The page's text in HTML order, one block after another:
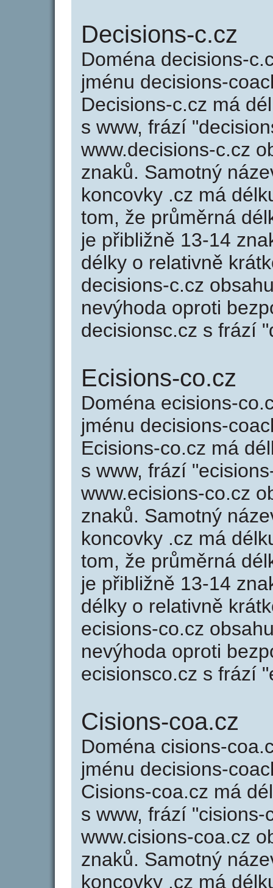
Decisions-c.cz
Doména decisions-
jménu decisions-
Decisions-c.cz má
s www, frází
www.decisions-c.cz
znaků. Samotný
koncovky .cz má
tom, že průměrná
je přibližně 13-14
délky o relativně
decisions-c.cz
nevýhoda oproti
decisionsc.cz s frází
Ecisions-co.cz
Doména ecisions-
jménu decisions-
Ecisions-co.cz má
s www, frází
www.ecisions-co.cz
znaků. Samotný
koncovky .cz má
tom, že průměrná
je přibližně 13-14
délky o relativně
ecisions-co.cz
nevýhoda oproti
ecisionsco.cz s frází
Cisions-coa.cz
Doména cisions-
jménu decisions-
Cisions-coa.cz má
s www, frází
www.cisions-coa.cz
znaků. Samotný
koncovky .cz má